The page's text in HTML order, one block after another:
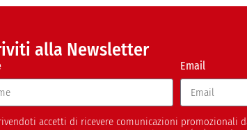
alla Newsletter
Email
accetti di ricevere comunicazioni promozionali